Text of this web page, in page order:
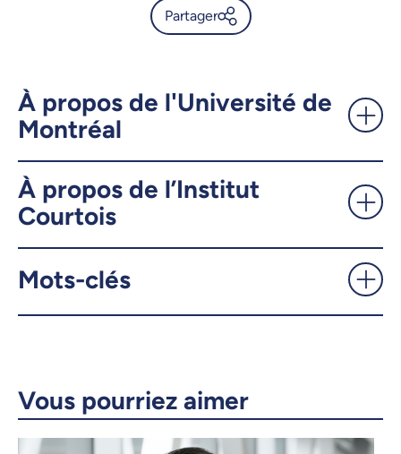
Partager
découverte de nouveaux
matériaux - UdeMnouvelles
X.com Facebook
À propos de l'Université de
Montréal
À propos de l’Institut
Courtois
Mots-clés
Vous pourriez aimer